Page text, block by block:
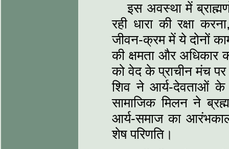
इस अवस्था में
रही धारा की रक्षा
जीवन-क्रम में ये दोनों
की क्षमता और अधिकार
को वेद के प्राचीन मंच
शिव ने आर्य-देवताओं के
सामाजिक मिलन ने
आर्य-समाज का
शेष परिणति।